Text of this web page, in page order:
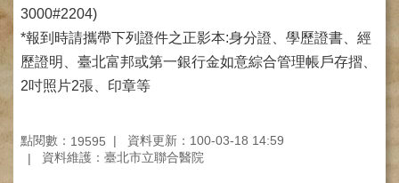
掛
號
醫
3000#2204)
*報到時請攜帶下列證件之正影本:身分證、學歷證書、經
歷證明、臺北富邦或第一銀行金如意綜合管理帳戶存摺、
2吋照片2張、印章等
點閱數： 19595
資料更新：100-03-18 14:59
資料維護：臺北市立聯合醫院